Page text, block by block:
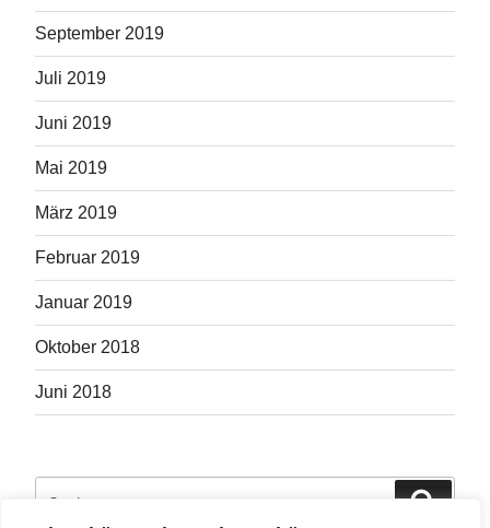
September 2019
Juli 2019
Juni 2019
Mai 2019
März 2019
Februar 2019
Januar 2019
Oktober 2018
Juni 2018